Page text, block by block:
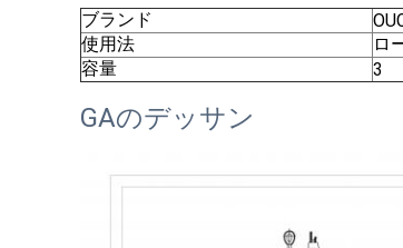
ブランド
使用法
ロ
容量
3
GAのデッサン